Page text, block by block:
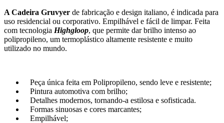
A Cadeira Gruvyer de fabricação e design italiano, é indicada para
uso residencial ou corporativo. Empilhável e fácil de limpar. Feita
com tecnologia Highgloop, que permite dar brilho intenso ao
polipropileno, um termoplástico altamente resistente e muito
utilizado no mundo.
Peça única feita em Polipropileno, sendo leve e resistente;
Pintura automotiva com brilho;
Detalhes modernos, tornando-a estilosa e sofisticada.
Formas sinuosas e cores marcantes;
Empilhável;